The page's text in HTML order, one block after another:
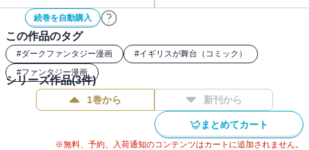
続巻を自動購入
この作品のタグ
#ダークファンタジー漫画 #イギリスが舞台（コミック）
#ファンタジー漫画
シリーズ作品(3件)
1巻から 新刊から
まとめてカート
※無料、予約、入荷通知のコンテンツはカートに追加されません。